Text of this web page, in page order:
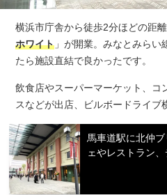
横浜市庁舎から徒歩2分ほどの距
ホワイト 」が開業。みなとみらい
たら施設直結で良かったです。
飲食店やスーパーマーケット、コ
スなどが出店、ビルボードライブ
馬車道駅に北仲
ェやレストラン